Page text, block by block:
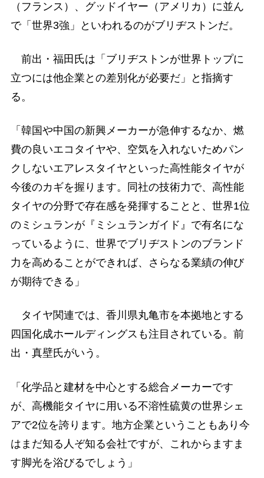
（フランス）、グッドイヤー（アメリカ）に並ん
で「世界3強」といわれるのがブリヂストンだ。
前出・福田氏は「ブリヂストンが世界トップに
立つには他企業との差別化が必要だ」と指摘す
る。
「韓国や中国の新興メーカーが急伸するなか、燃
費の良いエコタイヤや、空気を入れないためパン
クしないエアレスタイヤといった高性能タイヤが
今後のカギを握ります。同社の技術力で、高性能
タイヤの分野で存在感を発揮することと、世界1位
のミシュランが『ミシュランガイド』で有名にな
っているように、世界でブリヂストンのブランド
力を高めることができれば、さらなる業績の伸び
が期待できる」
タイヤ関連では、香川県丸亀市を本拠地とする
四国化成ホールディングスも注目されている。前
出・真壁氏がいう。
「化学品と建材を中心とする総合メーカーです
が、高機能タイヤに用いる不溶性硫黄の世界シェ
アで2位を誇ります。地方企業ということもあり今
はまだ知る人ぞ知る会社ですが、これからますま
す脚光を浴びるでしょう」